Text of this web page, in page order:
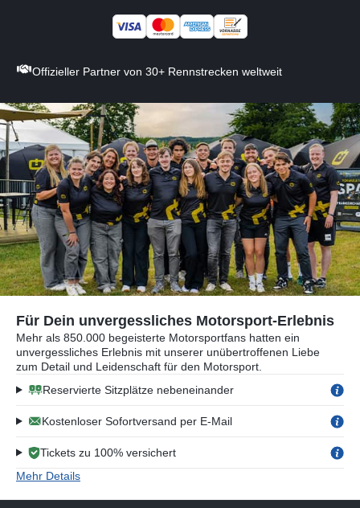
Offizieller Partner von 30+ Rennstrecken weltweit
Für Dein unvergessliches Motorsport-Erlebnis
Mehr als 850.000 begeisterte Motorsportfans hatten ein
unvergessliches Erlebnis mit unserer unübertroffenen Liebe
zum Detail und Leidenschaft für den Motorsport.
Reservierte Sitzplätze nebeneinander
Kostenloser Sofortversand per E-Mail
Tickets zu 100% versichert
Mehr Details